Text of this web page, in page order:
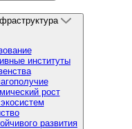
институты
рост
развития